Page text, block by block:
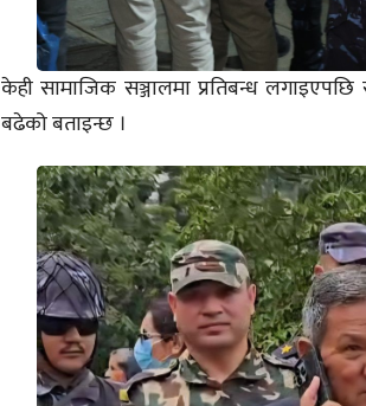
केही सामाजिक सञ्जालमा प्रतिबन्ध
बढेको बताइन्छ ।